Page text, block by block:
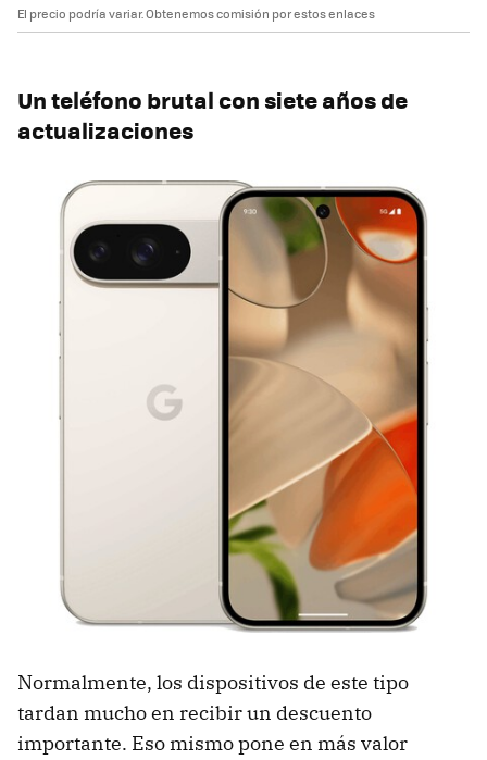
El precio podría variar. Obtenemos comisión por estos enlaces
Un teléfono brutal con siete años de
actualizaciones
Normalmente, los dispositivos de este tipo
tardan mucho en recibir un descuento
importante. Eso mismo pone en más valor